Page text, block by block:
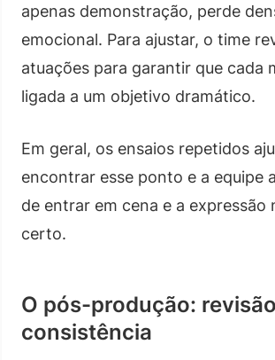
apenas demonstração, perde
emocional. Para ajustar, o time
atuações para garantir que cada
ligada a um objetivo dramático.
Em geral, os ensaios repetidos
encontrar esse ponto e a equipe
de entrar em cena e a expressão
certo.
O pós-produção:
consistência